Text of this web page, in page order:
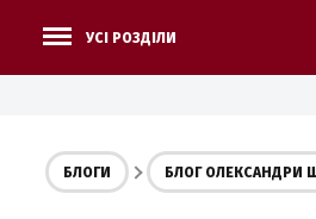
УСІ РОЗДІЛИ
БЛОГИ БЛОГ ОЛЕКСАНДРИ